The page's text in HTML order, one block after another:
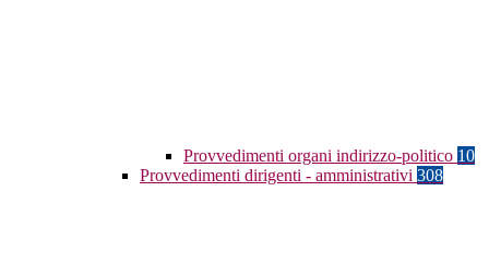
Provvedimenti organi indirizzo-politico 10
Provvedimenti dirigenti - amministrativi 308